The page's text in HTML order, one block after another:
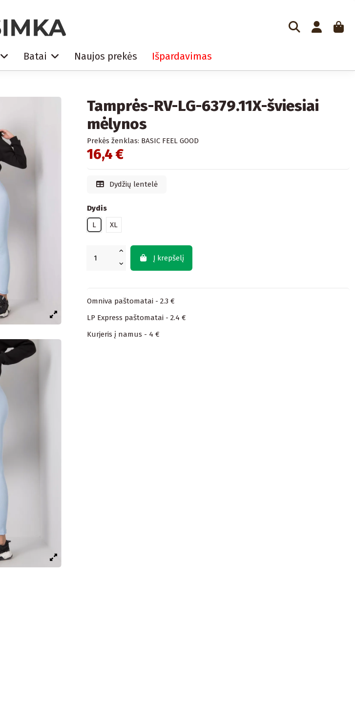
Batai Naujos prekės Išpardavimas
Tamprės-RV-LG-6379.11X-šviesiai
mėlynos
Prekės ženklas: BASIC FEEL GOOD
16,4 €
Dydžių lentelė
Dydis
L
XL
Į krepšelį
Omniva paštomatai - 2.3 €
LP Express paštomatai - 2.4 €
Kurjeris į namus - 4 €